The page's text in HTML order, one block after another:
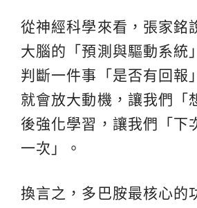
從神經科學來看，張家銘
大腦的「預測與驅動系統
判斷一件事「是否有回報
就會放大動機，讓我們「
後強化學習，讓我們「下
一次」。
換言之，多巴胺最核心的